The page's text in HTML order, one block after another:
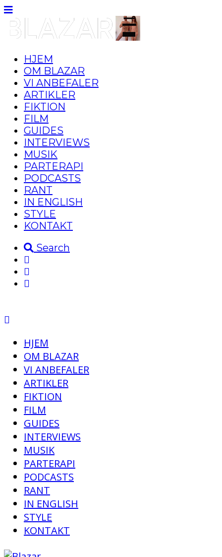
HJEM
OM BLAZAR
VI ANBEFALER
ARTIKLER
FIKTION
FILM
GUIDES
INTERVIEWS
MUSIK
PARTERAPI
PODCASTS
RANT
IN ENGLISH
STYLE
KONTAKT
Search
HJEM
OM BLAZAR
VI ANBEFALER
ARTIKLER
FIKTION
FILM
GUIDES
INTERVIEWS
MUSIK
PARTERAPI
PODCASTS
RANT
IN ENGLISH
STYLE
KONTAKT